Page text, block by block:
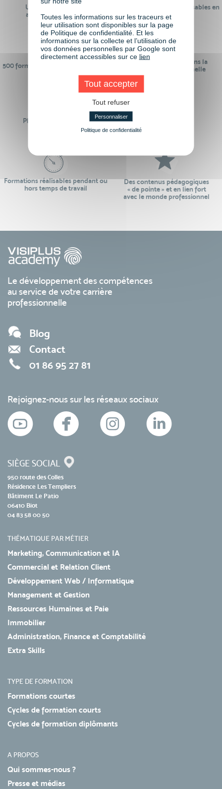
Un réseau de 22 000
anciens participants
100% des formations réalisables en
digital learning
500 formations pour se préparer au
24 ans d'expérience dans la
formation professionnelle
Plus de 50 formations
Formations réalisables pendant ou
hors temps de travail
Des contenus pédagogiques
« de pointe » et en lien fort
avec le monde professionnel
Le développement des compétences
au service de votre carrière
professionnelle
Blog
Contact
01 86 95 27 81
Rejoignez-nous sur les réseaux sociaux
SIÈGE SOCIAL
950 route des Colles
Résidence Les Templiers
Bâtiment Le Patio
06410 Biot
04 83 58 00 50
THÉMATIQUE PAR MÉTIER
Marketing, Communication et IA
Commercial et Relation Client
Développement Web / Informatique
Management et Gestion
Ressources Humaines et Paie
Immobilier
Administration, Finance et Comptabilité
Extra Skills
TYPE DE FORMATION
Formations courtes
Cycles de formation courts
Cycles de formation diplômants
A PROPOS
Qui sommes-nous ?
Presse et médias
Toutes les informations sur les traceurs et
leur utilisation sont disponibles sur la page
de Politique de confidentialité. Et les
informations sur la collecte et l’utilisation de
vos données personnelles par Google sont
directement accessibles sur ce lien
Tout accepter
Tout refuser
Personnaliser
Politique de confidentialité